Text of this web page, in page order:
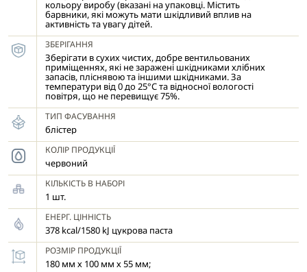
білковою або шоколадною глазур'ю.
Вологе покриття забезпечує надійне
прилягання декору. У разі нанесення на
сухі або тверді поверхні (мастика,
марципан, цукрова паста) рекомендується
використовувати кондитерський клей,
білковий крем або спеціальний харчовий
гель, які допоможуть надійно зафіксувати
прикрасу та
зберегти її положення. Прикрасу варто
розміщувати на завершальному етапі
декорування виробу, уникати
надмірної вологи та не торкатися її
мокрими руками, щоб зберегти
однорідність кольору та структури.
кольору виробу (вказані на упаковці. Містить
барвники, які можуть мати шкідливий вплив на
активність та увагу дітей.
ЗБЕРІГАННЯ
Зберігати в сухих чистих, добре вентильованих
приміщеннях, які не заражені шкідниками хлібних
запасів, пліснявою та іншими шкідниками. За
температури від 0 до 25°С та відносної вологості
повітря, що не перевищує 75%.
ТИП ФАСУВАННЯ
блістер
КОЛІР ПРОДУКЦІЇ
червоний
КІЛЬКІСТЬ В НАБОРІ
1 шт.
ЕНЕРГ. ЦІННІСТЬ
378 kcal/1580 kJ цукрова паста
РОЗМІР ПРОДУКЦІЇ
180 мм х 100 мм х 55 мм;